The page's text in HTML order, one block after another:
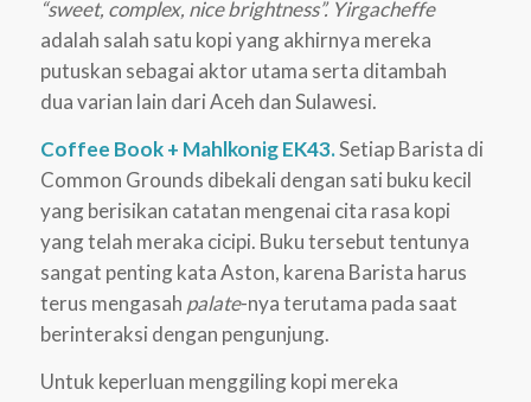
“sweet, complex, nice brightness”. Yirgacheffe
adalah salah satu kopi yang akhirnya mereka
putuskan sebagai aktor utama serta ditambah
dua varian lain dari Aceh dan Sulawesi.
Coffee Book + Mahlkonig EK43.Setiap Barista di
Common Grounds dibekali dengan sati buku kecil
yang berisikan catatan mengenai cita rasa kopi
yang telah meraka cicipi. Buku tersebut tentunya
sangat penting kata Aston, karena Barista harus
terus mengasah palate-nya terutama pada saat
berinteraksi dengan pengunjung.
Untuk keperluan menggiling kopi mereka